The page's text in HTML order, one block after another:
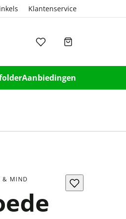
Klantenservice
Aanbiedingen
& MIND